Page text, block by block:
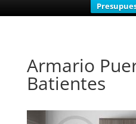
Armario
Batientes